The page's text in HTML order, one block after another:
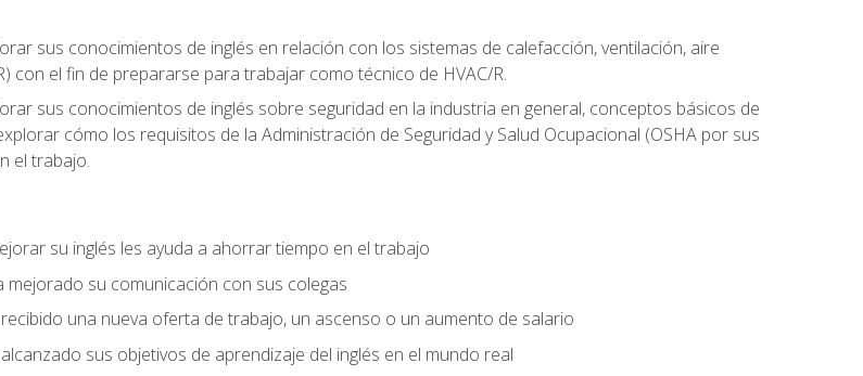
sus conocimientos de inglés en relación con los sistemas de calefacción, ventilación, aire
con el fin de prepararse para trabajar como técnico de HVAC/R.
sus conocimientos de inglés sobre seguridad en la industria en general, conceptos básicos de
cómo los requisitos de la Administración de Seguridad y Salud Ocupacional (OSHA por sus
el trabajo.
su inglés les ayuda a ahorrar tiempo en el trabajo
su comunicación con sus colegas
una nueva oferta de trabajo, un ascenso o un aumento de salario
sus objetivos de aprendizaje del inglés en el mundo real